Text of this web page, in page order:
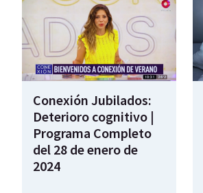
Conexión Jubilados:
Deterioro cognitivo |
Programa Completo
del 28 de enero de
2024